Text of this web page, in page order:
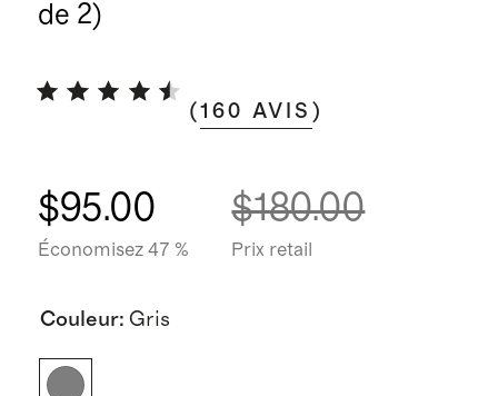
de 2)
(160 AVIS )
$95.00
Économisez 47 %
$180.00
Prix retail
Couleur: Gris